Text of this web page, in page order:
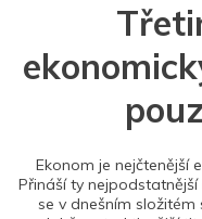
Ekonom je nejčtenější
Přináší ty
se v dnešním složitém